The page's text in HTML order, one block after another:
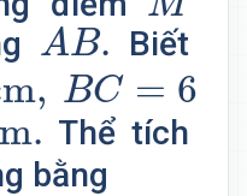
AB.
AB. Biết
, BC = 6
C=6cm
.
.
Thể tích
bằng